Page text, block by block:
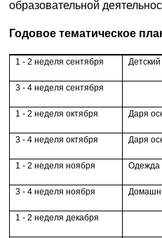
образовательной
Годовое тематическое
1 - 2 неделя сентября
3 - 4 неделя сентября
1 - 2 неделя октября Даря
3 - 4 неделя октября Даря
1 - 2 неделя ноября Одежда
3 - 4 неделя ноября
1 - 2 неделя декабря